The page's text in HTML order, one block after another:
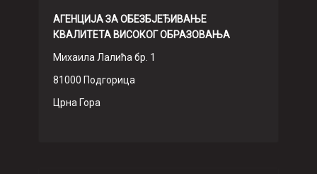
АГЕНЦИЈА ЗА ОБЕЗБЈЕЂИВАЊЕ
КВАЛИТЕТА ВИСОКОГ ОБРАЗОВАЊА
Михаила Лалића бр. 1
81000 Подгорица
Црна Гора